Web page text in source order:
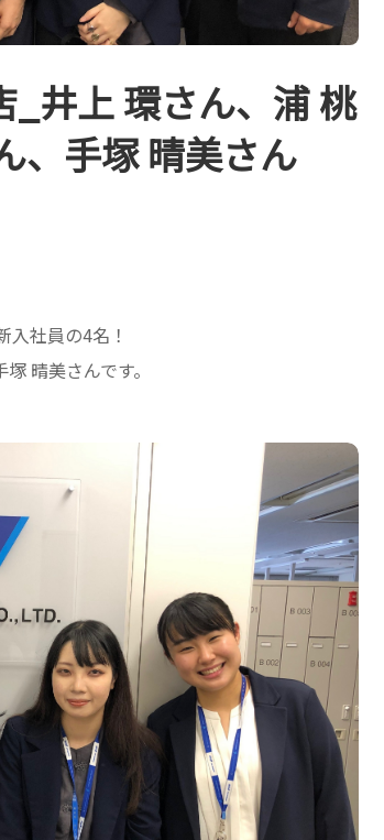
_井上 環さん、浦 桃
、手塚 晴美さん
社員の4名！
晴美さんです。